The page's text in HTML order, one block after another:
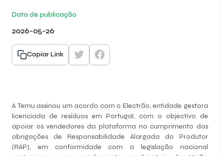
Data de publicação
2026-05-26
Copiar Link
A Temu assinou um acordo com o Electrão, entidade gestora
licenciada de resíduos em Portugal, com o objectivo de
apoiar os vendedores da plataforma no cumprimento das
obrigações de Responsabilidade Alargada do Produtor
(RAP), em conformidade com a legislação nacional